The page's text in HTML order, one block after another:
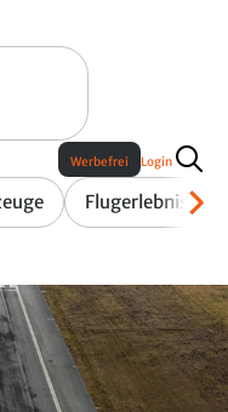
Flugerlebnis
Werbefrei Login